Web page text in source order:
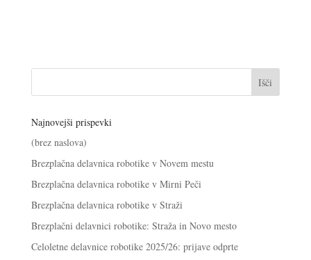
Najnovejši prispevki
(brez naslova)
Brezplačna delavnica robotike v Novem mestu
Brezplačna delavnica robotike v Mirni Peči
Brezplačna delavnica robotike v Straži
Brezplačni delavnici robotike: Straža in Novo mesto
Celoletne delavnice robotike 2025/26: prijave odprte